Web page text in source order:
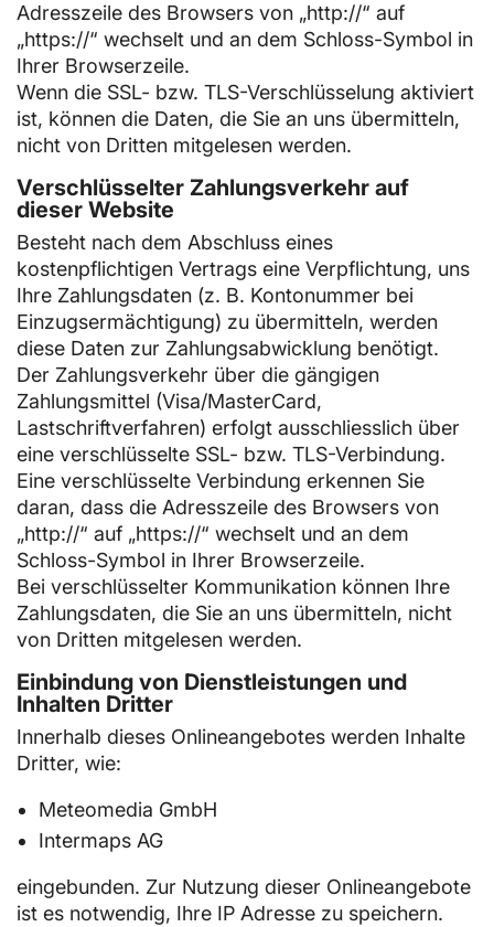
Adresszeile des Browsers von „http://“ auf
„https://“ wechselt und an dem Schloss-Symbol in
Ihrer Browserzeile.
Wenn die SSL- bzw. TLS-Verschlüsselung aktiviert
ist, können die Daten, die Sie an uns übermitteln,
nicht von Dritten mitgelesen werden.
Verschlüsselter Zahlungsverkehr auf
dieser Website
Besteht nach dem Abschluss eines
kostenpflichtigen Vertrags eine Verpflichtung, uns
Ihre Zahlungsdaten (z. B. Kontonummer bei
Einzugsermächtigung) zu übermitteln, werden
diese Daten zur Zahlungsabwicklung benötigt.
Der Zahlungsverkehr über die gängigen
Zahlungsmittel (Visa/MasterCard,
Lastschriftverfahren) erfolgt ausschliesslich über
eine verschlüsselte SSL- bzw. TLS-Verbindung.
Eine verschlüsselte Verbindung erkennen Sie
daran, dass die Adresszeile des Browsers von
„http://“ auf „https://“ wechselt und an dem
Schloss-Symbol in Ihrer Browserzeile.
Bei verschlüsselter Kommunikation können Ihre
Zahlungsdaten, die Sie an uns übermitteln, nicht
von Dritten mitgelesen werden.
Einbindung von Dienstleistungen und
Inhalten Dritter
Innerhalb dieses Onlineangebotes werden Inhalte
Dritter, wie:
Meteomedia GmbH
Intermaps AG
eingebunden. Zur Nutzung dieser Onlineangebote
ist es notwendig, Ihre IP Adresse zu speichern.